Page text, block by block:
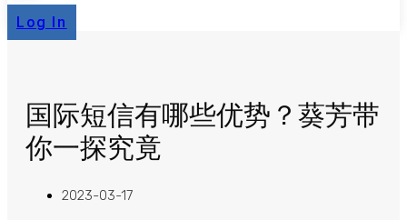
Log In
国际短信有哪些优势？葵芳带
你一探究竟
2023-03-17